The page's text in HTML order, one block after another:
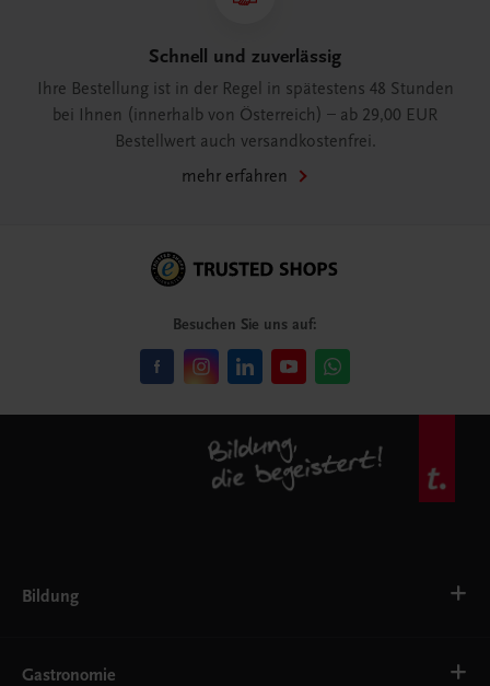
Schnell und zuverlässig
Ihre Bestellung ist in der Regel in spätestens 48 Stunden
bei Ihnen (innerhalb von Österreich) – ab 29,00 EUR
Bestellwert auch versandkostenfrei.
mehr erfahren
Besuchen Sie uns auf:
Bildung
AHS
Gastronomie